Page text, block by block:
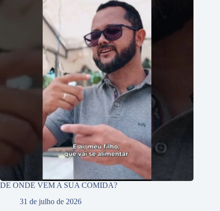
DE ONDE VEM A SUA COMIDA?
31 de julho de 2026